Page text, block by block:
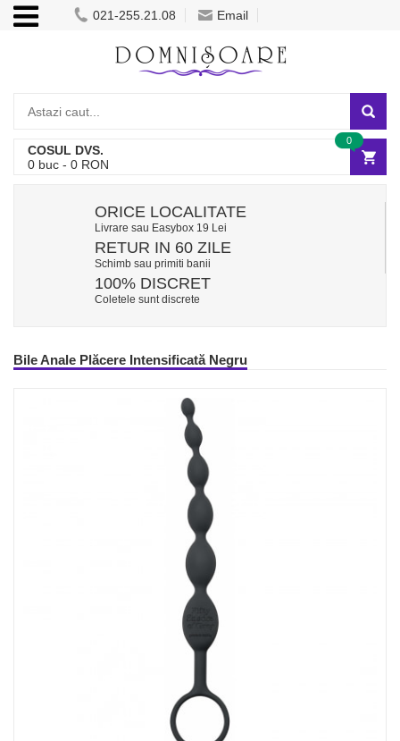
021-255.21.08 Email
COSUL DVS.
0 buc - 0 RON
0
ORICE LOCALITATE
Livrare sau Easybox 19 Lei
RETUR IN 60 ZILE
Schimb sau primiti banii
100% DISCRET
Coletele sunt discrete
Bile Anale Plăcere Intensificată Negru